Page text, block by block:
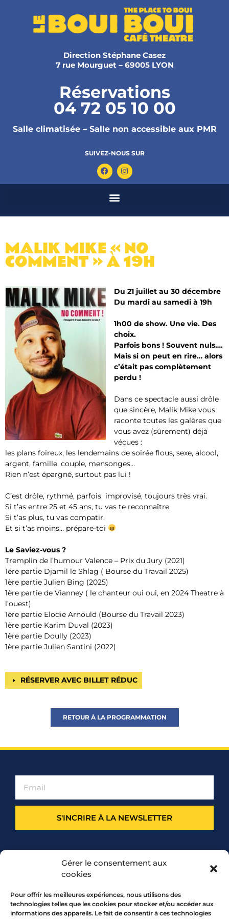
Gérer le consentement aux
cookies
Pour offrir les meilleures expériences, nous utilisons des
technologies telles que les cookies pour stocker et/ou accéder aux
informations des appareils. Le fait de consentir à ces technologies
Direction Stéphane Casez
7 rue Mourguet – 69005 LYON
Réservations
04 72 05 10 00
Salle climatisée – Salle non accessible aux PMR
SUIVEZ-NOUS SUR
MALIK MIKE « NO
COMMENT » À 19H
Du 21 juillet au 30 décembre
Du mardi au samedi à 19h
1h00 de show. Une vie. Des
choix.
Parfois bons ! Souvent nuls….
Mais si on peut en rire… alors
c’était pas complètement
perdu !
Dans ce spectacle aussi drôle
que sincère, Malik Mike vous
raconte toutes les galères que
vous avez (sûrement) déjà
vécues :
les plans foireux, les lendemains de soirée flous, sexe, alcool,
argent, famille, couple, mensonges…
Rien n’est épargné, surtout pas lui !
C’est drôle, rythmé, parfois improvisé, toujours très vrai.
Si t’as entre 25 et 45 ans, tu vas te reconnaître.
Si t’as plus, tu vas compatir.
Et si t’as moins… prépare-toi
Le Saviez-vous ?
Tremplin de l’humour Valence – Prix du Jury (2021)
1ére partie Djamil le Shlag ( Bourse du Travail 2025)
1ère partie Julien Bing (2025)
1ère partie de Vianney ( le chanteur oui oui, en 2024 Theatre à
l’ouest)
1ère partie Elodie Arnould (Bourse du Travail 2023)
1ère partie Karim Duval (2023)
1ère partie Doully (2023)
1ère partie Julien Santini (2022)
RÉSERVER AVEC BILLET RÉDUC
RETOUR À LA PROGRAMMATION
S'INCRIRE À LA NEWSLETTER